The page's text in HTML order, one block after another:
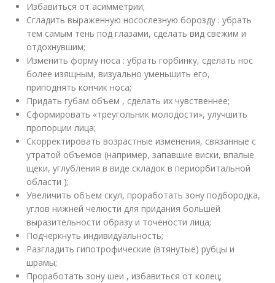
Избавиться от асимметрии;
Сгладить выраженную носослезную борозду : убрать
тем самым тень под глазами, сделать вид свежим и
отдохнувшим;
Изменить форму носа : убрать горбинку, сделать нос
более изящным, визуально уменьшить его,
приподнять кончик носа;
Придать губам объем , сделать их чувственнее;
Сформировать «треугольник молодости», улучшить
пропорции лица;
Скорректировать возрастные изменения, связанные с
утратой объемов (например, запавшие виски, впалые
щеки, углубления в виде складок в периорбитальной
области );
Увеличить объем скул, проработать зону подбородка,
углов нижней челюсти для придания большей
выразительности образу и точености лица;
Подчеркнуть индивидуальность;
Разгладить гипотрофические (втянутые) рубцы и
шрамы;
Проработать зону шеи , избавиться от колец;